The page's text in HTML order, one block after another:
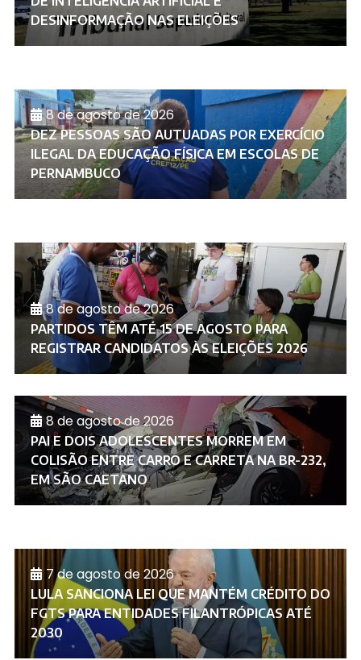
DESINFORMAÇÃO NAS ELEIÇÕES
8 de agosto de 2026
DEZ PESSOAS SÃO AUTUADAS POR EXERCÍCIO
ILEGAL DA EDUCAÇÃO FÍSICA EM ESCOLAS DE
PERNAMBUCO
8 de agosto de 2026
PARTIDOS TÊM ATÉ 15 DE AGOSTO PARA
REGISTRAR CANDIDATOS ÀS ELEIÇÕES 2026
8 de agosto de 2026
PAI E DOIS ADOLESCENTES MORREM EM
COLISÃO ENTRE CARRO E CARRETA NA BR-232,
EM SÃO CAETANO
7 de agosto de 2026
LULA SANCIONA LEI QUE MANTÉM CRÉDITO DO
FGTS PARA ENTIDADES FILANTRÓPICAS ATÉ
2030